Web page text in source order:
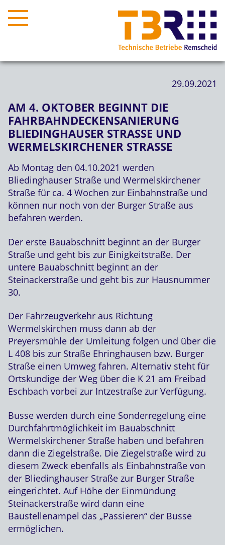
29.09.2021
AM 4. OKTOBER BEGINNT DIE
FAHRBAHNDECKENSANIERUNG
BLIEDINGHAUSER STRASSE UND W
ERMELSKIRCHENER STRASSE
Ab Montag den 04.10.2021 werden
Bliedinghauser Straße und Wermelskirchener
Straße für ca. 4 Wochen zur Einbahnstraße und
können nur noch von der Burger Straße aus
befahren werden.
Der erste Bauabschnitt beginnt an der Burger
Straße und geht bis zur Einigkeitstraße. Der
untere Bauabschnitt beginnt an der
Steinackerstraße und geht bis zur Hausnummer
30.
Der Fahrzeugverkehr aus Richtung
Wermelskirchen muss dann ab der
Preyersmühle der Umleitung folgen und über die
L 408 bis zur Straße Ehringhausen bzw. Burger
Straße einen Umweg fahren. Alternativ steht für
Ortskundige der Weg über die K 21 am Freibad
Eschbach vorbei zur Intzestraße zur Verfügung.
Busse werden durch eine Sonderregelung eine
Durchfahrtmöglichkeit im Bauabschnitt
Wermelskirchener Straße haben und befahren
dann die Ziegelstraße. Die Ziegelstraße wird zu
diesem Zweck ebenfalls als Einbahnstraße von
der Bliedinghauser Straße zur Burger Straße
eingerichtet. Auf Höhe der Einmündung
Steinackerstraße wird dann eine
Baustellenampel das „Passieren“ der Busse
ermöglichen.